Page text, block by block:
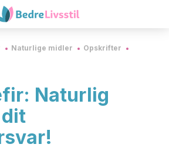
Naturlige midler Opskrifter
Naturlig